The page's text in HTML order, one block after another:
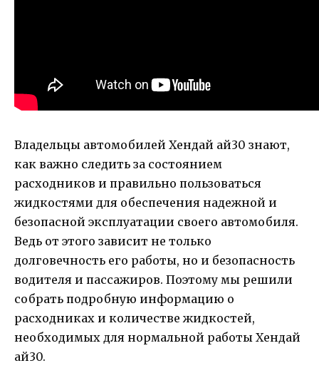
Владельцы автомобилей Хендай ай30 знают,
как важно следить за состоянием
расходников и правильно пользоваться
жидкостями для обеспечения надежной и
безопасной эксплуатации своего автомобиля.
Ведь от этого зависит не только
долговечность его работы, но и безопасность
водителя и пассажиров. Поэтому мы решили
собрать подробную информацию о
расходниках и количестве жидкостей,
необходимых для нормальной работы Хендай
ай30.